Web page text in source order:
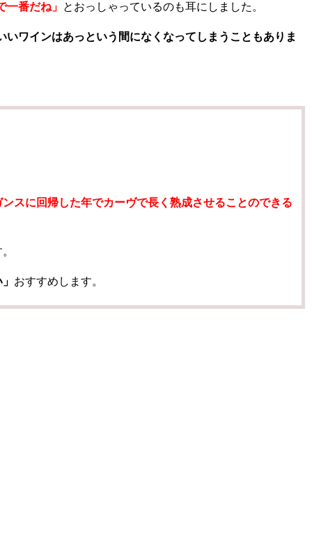
番だね」 とおっしゃっているのも耳にしました。
いワインはあっという間になくなってしまうこともありま
スに回帰した年でカーヴで長く熟成させることのできる
おすすめします。